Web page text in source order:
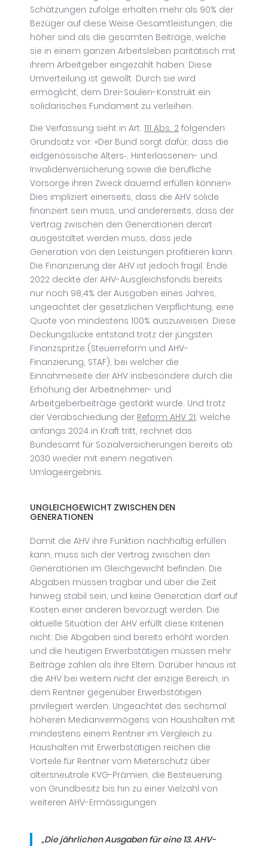
Schätzungen zufolge erhalten mehr als 90% der
Bezüger auf diese Weise Gesamtleistungen, die
höher sind als die gesamten Beiträge, welche
sie in einem ganzen Arbeitsleben paritätisch mit
ihrem Arbeitgeber eingezahlt haben. Diese
Umverteilung ist gewollt. Durch sie wird
ermöglicht, dem Drei-Säulen-Konstrukt ein
solidarisches Fundament zu verleihen.
Die Verfassung sieht in Art. 111 Abs. 2 folgenden
Grundsatz vor: «Der Bund sorgt dafür, dass die
eidgenössische Alters‑, Hinterlassenen- und
Invalidenversicherung sowie die berufliche
Vorsorge ihren Zweck dauernd erfüllen können».
Dies impliziert einerseits, dass die AHV solide
finanziert sein muss, und andererseits, dass der
Vertrag zwischen den Generationen derart
ausgestaltet werden muss, dass jede
Generation von den Leistungen profitieren kann.
Die Finanzierung der AHV ist jedoch fragil. Ende
2022 deckte der AHV-Ausgleichsfonds bereits
nur noch 98,4% der Ausgaben eines Jahres,
ungeachtet der gesetzlichen Verpflichtung, eine
Quote von mindestens 100% auszuweisen. Diese
Deckungslücke entstand trotz der jüngsten
Finanzspritze (Steuerreform und AHV-
Finanzierung, STAF), bei welcher die
Einnahmeseite der AHV insbesondere durch die
Erhöhung der Arbeitnehmer- und
Arbeitgeberbeiträge gestärkt wurde. Und trotz
der Verabschiedung der Reform AHV 21, welche
anfangs 2024 in Kraft tritt, rechnet das
Bundesamt für Sozialversicherungen bereits ab
2030 wieder mit einem negativen
Umlageergebnis.
UNGLEICHGEWICHT ZWISCHEN DEN
GENERATIONEN
Damit die AHV ihre Funktion nachhaltig erfüllen
kann, muss sich der Vertrag zwischen den
Generationen im Gleichgewicht befinden. Die
Abgaben müssen tragbar und über die Zeit
hinweg stabil sein, und keine Generation darf auf
Kosten einer anderen bevorzugt werden. Die
aktuelle Situation der AHV erfüllt diese Kriterien
nicht: Die Abgaben sind bereits erhöht worden
und die heutigen Erwerbstätigen müssen mehr
Beiträge zahlen als ihre Eltern. Darüber hinaus ist
die AHV bei weitem nicht der einzige Bereich, in
dem Rentner gegenüber Erwerbstätigen
privilegiert werden. Ungeachtet des sechsmal
höheren Medianvermögens von Haushalten mit
mindestens einem Rentner im Vergleich zu
Haushalten mit Erwerbstätigen reichen die
Vorteile für Rentner vom Mieterschutz über
altersneutrale KVG-Prämien, die Besteuerung
von Grundbesitz bis hin zu einer Vielzahl von
weiteren AHV-Ermässigungen.
„Die jährlichen Ausgaben für eine 13. AHV-